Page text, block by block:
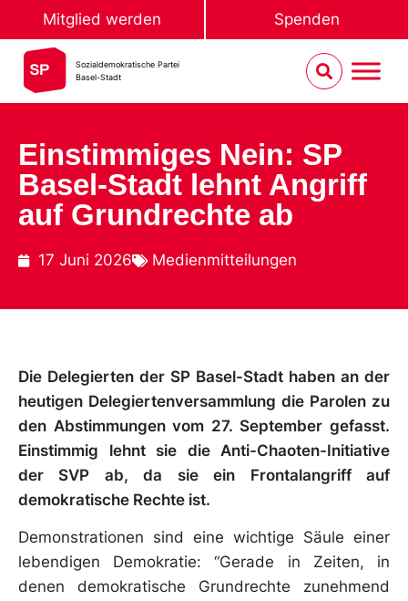
Mitglied werden Spenden
Sozialdemokratische Partei
Basel-Stadt
Einstimmiges Nein: SP
Basel-Stadt lehnt Angriff
auf Grundrechte ab
17 Juni 2026 Medienmitteilungen
Die Delegierten der SP Basel-Stadt haben an der
heutigen Delegiertenversammlung die Parolen zu
den Abstimmungen vom 27. September gefasst.
Einstimmig lehnt sie die Anti-Chaoten-Initiative
der SVP ab, da sie ein Frontalangriff auf
demokratische Rechte ist.
Demonstrationen sind eine wichtige Säule einer
lebendigen Demokratie: “Gerade in Zeiten, in
denen demokratische Grundrechte zunehmend